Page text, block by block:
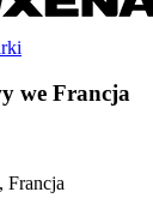
we Francja
Francja